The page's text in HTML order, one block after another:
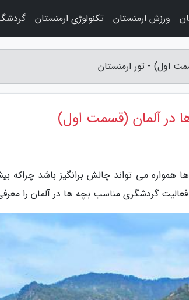
همواره می تواند چالش برانگیز باشد چراکه
ورزش ارمنستان تکنولوژی ارمنستان